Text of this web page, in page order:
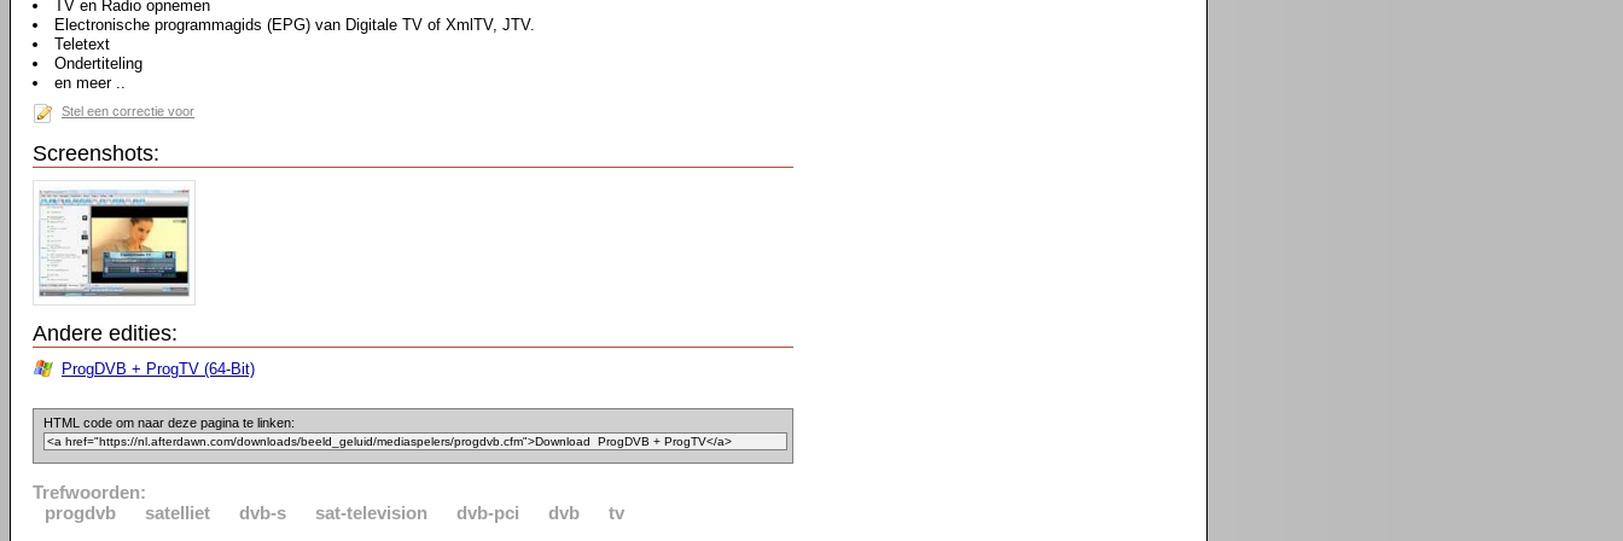
TV en Radio opnemen
Electronische programmagids (EPG) van Digitale TV of XmlTV, JTV.
Teletext
Ondertiteling
en meer ..
Stel een correctie voor
Screenshots:
Andere edities:
ProgDVB + ProgTV (64-Bit)
HTML code om naar deze pagina te linken:
Trefwoorden:
progdvb
satelliet dvb-s sat-television dvb-pci dvb tv